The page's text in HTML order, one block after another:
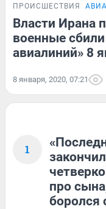
ПРОИСШЕСТВИЯ
Власти Ирана
военные
авиалиний» 8
8 января, 2020, 07:21
1
про
боролся